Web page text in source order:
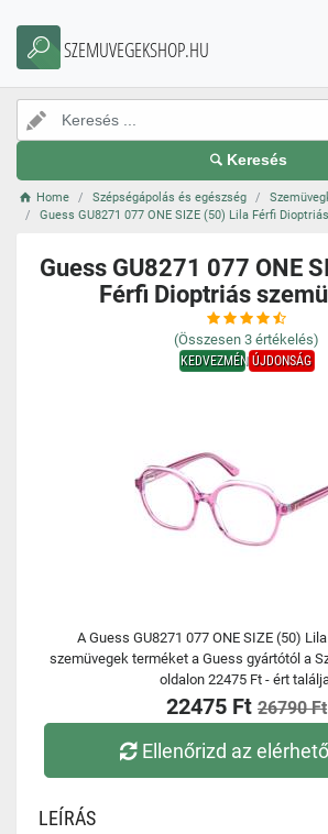
SZEMUVEGEKSHOP.HU
Keresés
Home Szépségápolás és egészség
Guess GU8271 077 ONE SIZE (50) Lila Férfi
Guess GU8271 077 ONE
Férfi Dioptriás
(Összesen 3 értékelés)
KEDVEZMÉNYÚJDONSÁG
A Guess GU8271 077 ONE SIZE (50)
szemüvegek terméket a Guess gyártótól a
oldalon 22475 Ft - ért
22475 Ft 26790 Ft
Ellenőrizd az
LEÍRÁS